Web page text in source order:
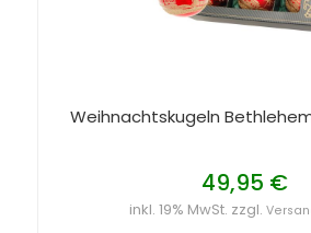
Weihnachtskugeln
49,95 €
inkl. 19% MwSt. zzgl.